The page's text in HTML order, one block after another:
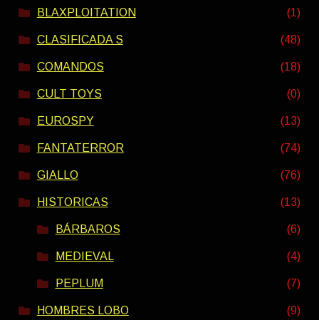
BLAXPLOITATION (1)
CLASIFICADA S (48)
COMANDOS (18)
CULT TOYS (0)
EUROSPY (13)
FANTATERROR (74)
GIALLO (76)
HISTORICAS (13)
BÁRBAROS (6)
MEDIEVAL (4)
PEPLUM (7)
HOMBRES LOBO (9)